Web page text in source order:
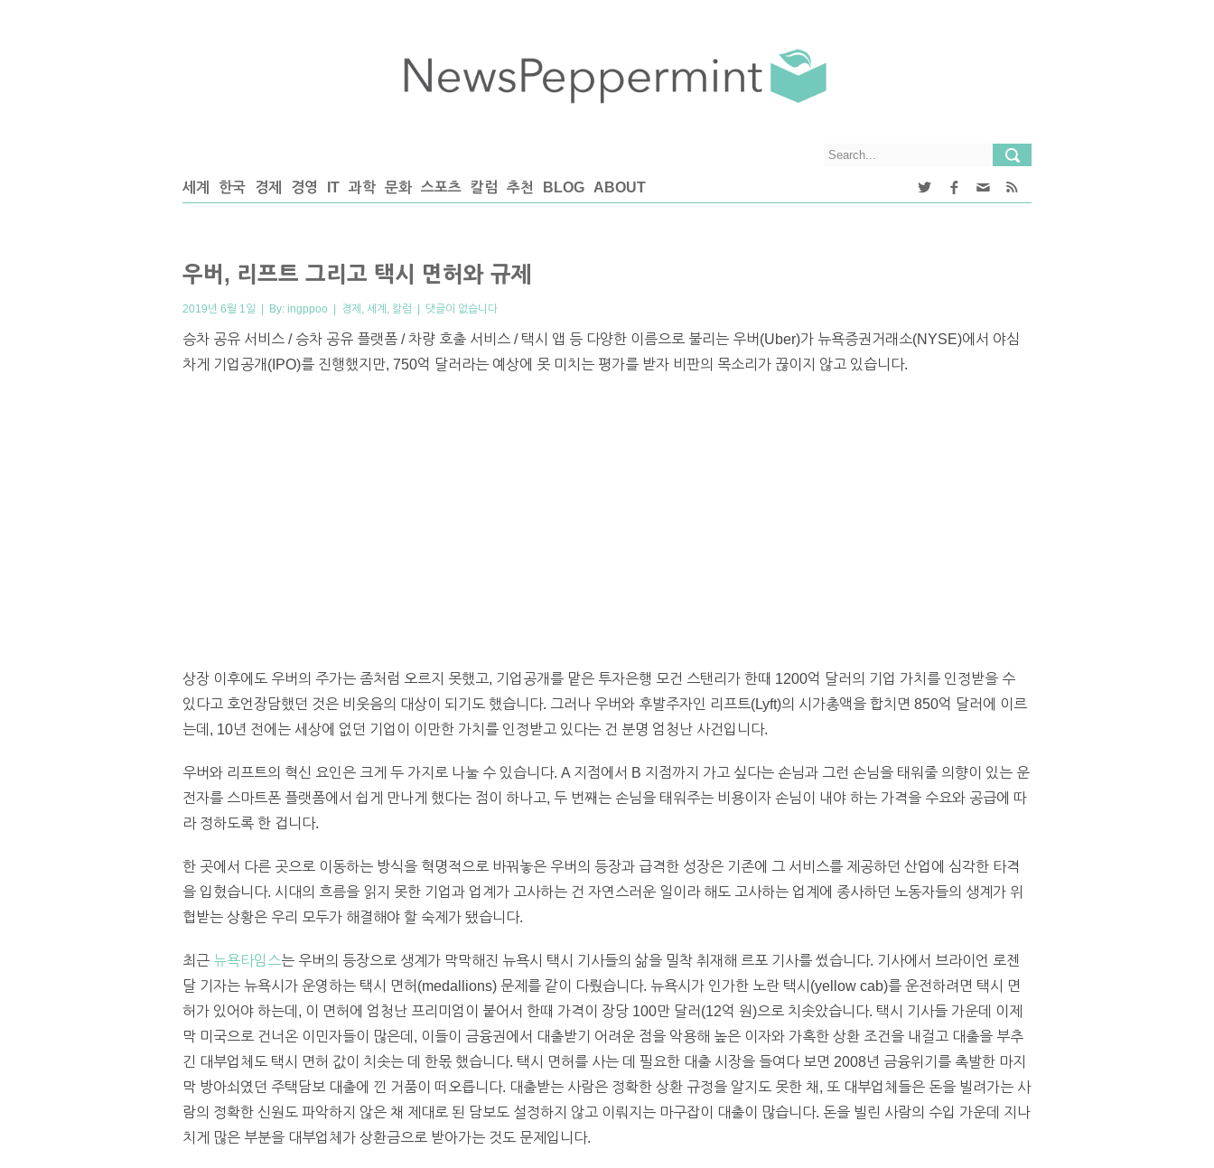
세계 한국 경제 경영 IT 과학 문화 스포츠 칼럼 추천 BLOG ABOUT
우버, 리프트 그리고 택시 면허와 규제
2019년 6월 1일 | By: ingppoo | 경제 , 세계 , 칼럼 | 댓글이 없습니다
승차 공유 서비스 / 승차 공유 플랫폼 / 차량 호출 서비스 / 택시 앱 등 다양한 이름으로 불리는 우버(Uber)가 뉴욕증권거래소(NYSE)에서 야심
차게 기업공개(IPO)를 진행했지만, 750억 달러라는 예상에 못 미치는 평가를 받자 비판의 목소리가 끊이지 않고 있습니다.
상장 이후에도 우버의 주가는 좀처럼 오르지 못했고, 기업공개를 맡은 투자은행 모건 스탠리가 한때 1200억 달러의 기업 가치를 인정받을 수
있다고 호언장담했던 것은 비웃음의 대상이 되기도 했습니다. 그러나 우버와 후발주자인 리프트(Lyft)의 시가총액을 합치면 850억 달러에 이르
는데, 10년 전에는 세상에 없던 기업이 이만한 가치를 인정받고 있다는 건 분명 엄청난 사건입니다.
우버와 리프트의 혁신 요인은 크게 두 가지로 나눌 수 있습니다. A 지점에서 B 지점까지 가고 싶다는 손님과 그런 손님을 태워줄 의향이 있는 운
전자를 스마트폰 플랫폼에서 쉽게 만나게 했다는 점이 하나고, 두 번째는 손님을 태워주는 비용이자 손님이 내야 하는 가격을 수요와 공급에 따
라 정하도록 한 겁니다.
한 곳에서 다른 곳으로 이동하는 방식을 혁명적으로 바꿔놓은 우버의 등장과 급격한 성장은 기존에 그 서비스를 제공하던 산업에 심각한 타격
을 입혔습니다. 시대의 흐름을 읽지 못한 기업과 업계가 고사하는 건 자연스러운 일이라 해도 고사하는 업계에 종사하던 노동자들의 생계가 위
협받는 상황은 우리 모두가 해결해야 할 숙제가 됐습니다.
최근 뉴욕타임스는 우버의 등장으로 생계가 막막해진 뉴욕시 택시 기사들의 삶을 밀착 취재해 르포 기사를 썼습니다. 기사에서 브라이언 로젠
달 기자는 뉴욕시가 운영하는 택시 면허(medallions) 문제를 같이 다뤘습니다. 뉴욕시가 인가한 노란 택시(yellow cab)를 운전하려면 택시 면
허가 있어야 하는데, 이 면허에 엄청난 프리미엄이 붙어서 한때 가격이 장당 100만 달러(12억 원)으로 치솟았습니다. 택시 기사들 가운데 이제
막 미국으로 건너온 이민자들이 많은데, 이들이 금융권에서 대출받기 어려운 점을 악용해 높은 이자와 가혹한 상환 조건을 내걸고 대출을 부추
긴 대부업체도 택시 면허 값이 치솟는 데 한몫 했습니다. 택시 면허를 사는 데 필요한 대출 시장을 들여다 보면 2008년 금융위기를 촉발한 마지
막 방아쇠였던 주택담보 대출에 낀 거품이 떠오릅니다. 대출받는 사람은 정확한 상환 규정을 알지도 못한 채, 또 대부업체들은 돈을 빌려가는 사
람의 정확한 신원도 파악하지 않은 채 제대로 된 담보도 설정하지 않고 이뤄지는 마구잡이 대출이 많습니다. 돈을 빌린 사람의 수입 가운데 지나
치게 많은 부분을 대부업체가 상환금으로 받아가는 것도 문제입니다.